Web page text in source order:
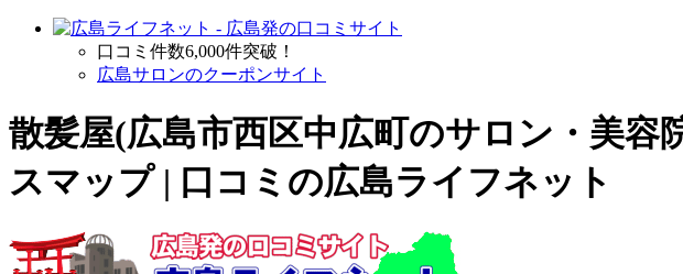
口コミ件数6,000件突破！
広島サロンのクーポンサイト
散髪屋(広島市西区中広町のサロン・美容
スマップ | 口コミの広島ライフネット